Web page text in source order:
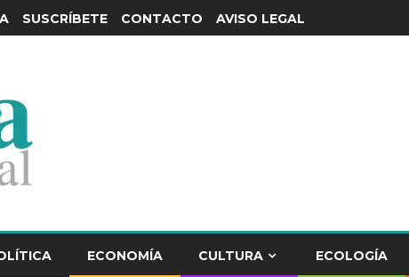
SUSCRÍBETE CONTACTO AVISO LEGAL
ECONOMÍA CULTURA ECOLOGÍA